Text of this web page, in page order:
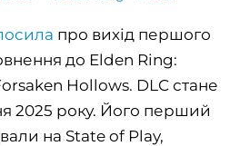
про вихід першого
до Elden Ring:
Hollows. DLC стане
2025 року. Його перший
на State of Play,